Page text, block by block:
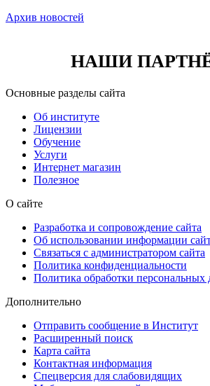
Архив новостей
НАШИ
Основные разделы сайта
Об институте
Лицензии
Обучение
Услуги
Интернет магазин
Полезное
О сайте
Разработка и сопровождение сайта
Об использовании информации
Связаться с администратором сайта
Политика конфиденциальности
Политика обработки персональных
Дополнительно
Отправить сообщение в Институт
Расширенный поиск
Карта сайта
Контактная информация
Спецверсия для слабовидящих